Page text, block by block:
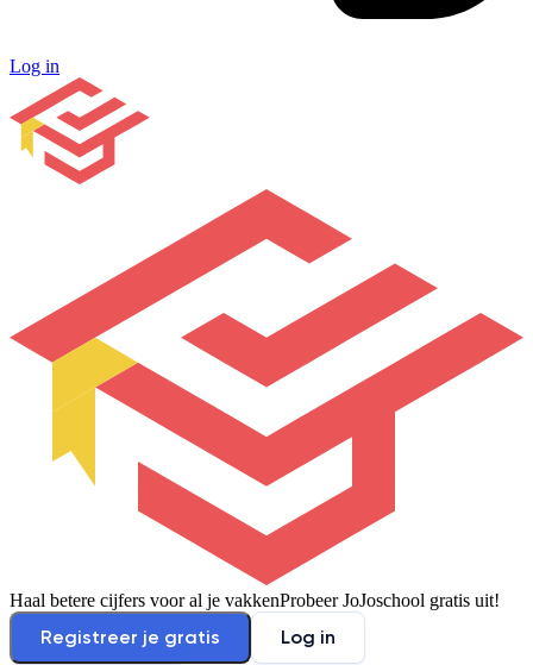
Log in
Haal betere cijfers voor al je vakkenProbeer JoJoschool gratis uit!
Registreer je gratis Log in